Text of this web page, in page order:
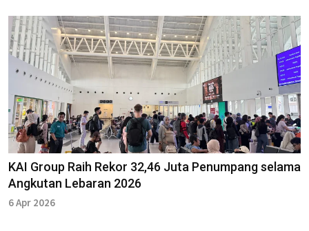
KAI Group Raih Rekor 32,46 Juta Penumpang selama
Angkutan Lebaran 2026
6 Apr 2026